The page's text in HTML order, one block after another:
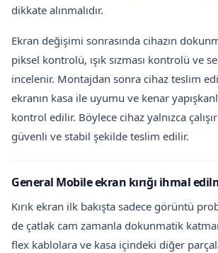
dikkate alınmalıdır.
Ekran değişimi sonrasında cihazın
piksel kontrolü, ışık sızması kontrolü ve
incelenir. Montajdan sonra cihaz teslim
ekranın kasa ile uyumu ve kenar
kontrol edilir. Böylece cihaz yalnızca
güvenli ve stabil şekilde teslim edilir.
General Mobile ekran kırığı ihmal
Kırık ekran ilk bakışta sadece görüntü
de çatlak cam zamanla dokunmatik
flex kablolara ve kasa içindeki diğer